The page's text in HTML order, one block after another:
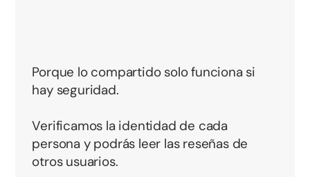
Porque lo compartido solo funciona si
hay seguridad.
Verificamos la identidad de cada
persona y podrás leer las reseñas de
otros usuarios.